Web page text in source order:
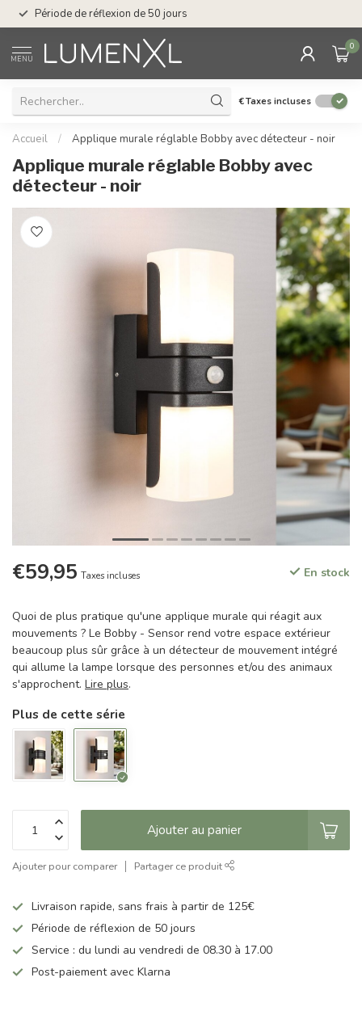
Période de réflexion de 50 jours
MENU
0
€Taxes incluses
Accueil / Applique murale réglable Bobby avec détecteur - noir
Applique murale réglable Bobby avec
détecteur - noir
€59,95 Taxes incluses En stock
Quoi de plus pratique qu'une applique murale qui réagit aux
mouvements ? Le Bobby - Sensor rend votre espace extérieur
beaucoup plus sûr grâce à un détecteur de mouvement intégré
qui allume la lampe lorsque des personnes et/ou des animaux
s'approchent. Lire plus.
Plus de cette série
Ajouter au panier
Ajouter pour comparer Partager ce produit
Livraison rapide, sans frais à partir de 125€
Période de réflexion de 50 jours
Service : du lundi au vendredi de 08.30 à 17.00
Post-paiement avec Klarna